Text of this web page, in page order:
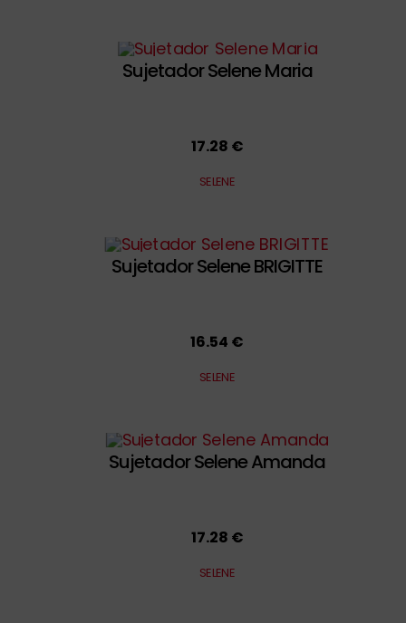
Sujetador Selene Maria
17.28 €
SELENE
Sujetador Selene BRIGITTE
16.54 €
SELENE
Sujetador Selene Amanda
17.28 €
SELENE